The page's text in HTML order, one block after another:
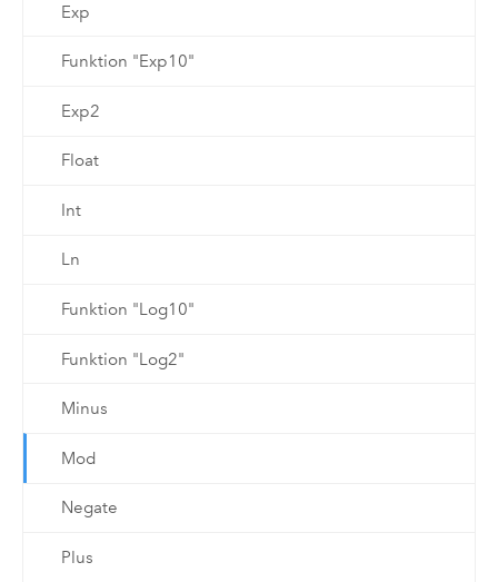
Exp
Funktion "Exp10"
Exp2
Float
Int
Ln
Funktion "Log10"
Funktion "Log2"
Minus
Mod
Negate
Plus